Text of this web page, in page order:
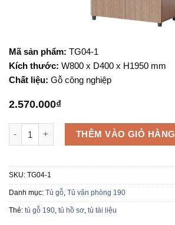
Mã sản phẩm: TG04-1
Kích thước: W800 x D400 x H1950 mm
Chất liệu: Gỗ công nghiệp
2.570.000₫
Tủ tài liệu TG04-1 số lượng
THÊM VÀO GIỎ HÀNG
SKU: TG04-1
Danh mục: Tủ gỗ Tủ văn phòng 190
Thẻ: tủ gỗ 190 tủ hồ sơ tủ tài liệu